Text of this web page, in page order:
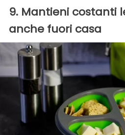
9. Mantieni costanti
anche fuori casa